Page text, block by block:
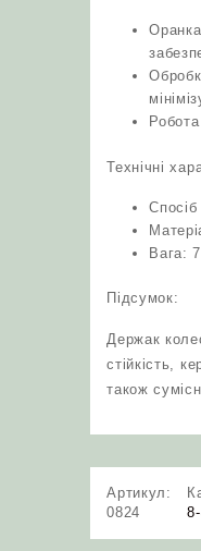
Технічні
Вага:
Підсумок:
Держак
стійкість,
також
Артикул:
0824